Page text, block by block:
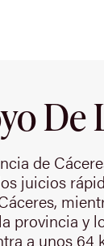
De
de
juicios
provincia y
a unos 64